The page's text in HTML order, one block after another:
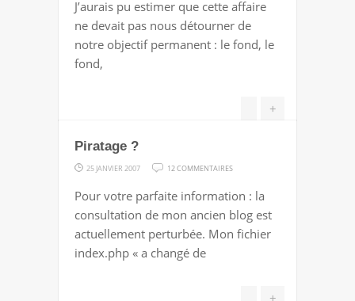
ROCK
YOU
J’aurais pu estimer que cette affaire
ne devait pas nous détourner de
notre objectif permanent : le fond, le
fond,
+
Piratage ?
25 JANVIER 2007 12 COMMENTAIRES
?
Pour votre parfaite information : la
consultation de mon ancien blog est
actuellement perturbée. Mon fichier
index.php « a changé de
+